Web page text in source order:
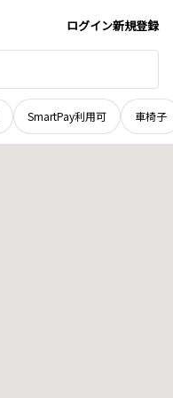
ログイン新規登録
SmartPay利用可 車椅子